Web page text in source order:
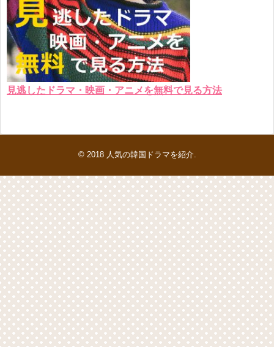
見逃したドラマ・映画・アニメを無料で見る方法
© 2018 人気の韓国ドラマを紹介.